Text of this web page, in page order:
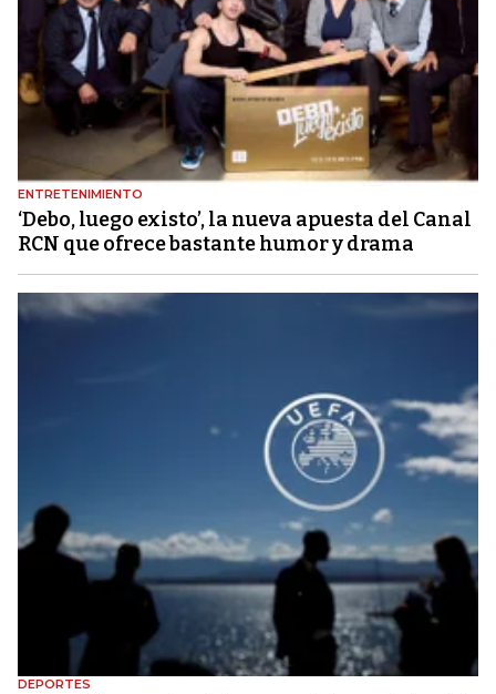
ENTRETENIMIENTO
‘Debo, luego existo’, la nueva apuesta del Canal
RCN que ofrece bastante humor y drama
DEPORTES